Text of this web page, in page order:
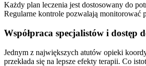
Każdy plan leczenia jest dostosowany do
Regularne kontrole pozwalają monitorować
Współpraca specjalistów i dostęp
Jednym z największych atutów opieki
przekłada się na lepsze efekty terapii. Co